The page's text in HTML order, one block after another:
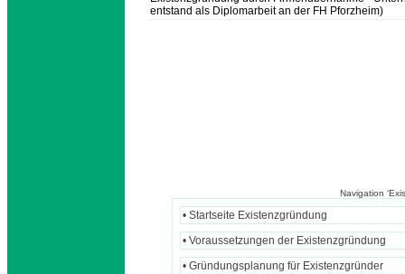
entstand als Diplomarbeit an der FH Pforzheim)
Navigation
• Startseite Existenzgründung
• Voraussetzungen der Existenzgründung
• Gründungsplanung für Existenzgründer